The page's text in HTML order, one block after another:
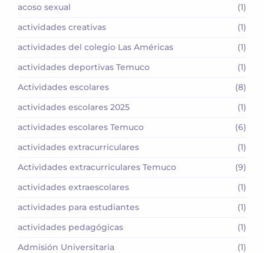
acoso sexual
(1)
actividades creativas
(1)
actividades del colegio Las Américas
(1)
actividades deportivas Temuco
(1)
Actividades escolares
(8)
actividades escolares 2025
(1)
actividades escolares Temuco
(6)
actividades extracurriculares
(1)
Actividades extracurriculares Temuco
(9)
actividades extraescolares
(1)
actividades para estudiantes
(1)
actividades pedagógicas
(1)
Admisión Universitaria
(1)